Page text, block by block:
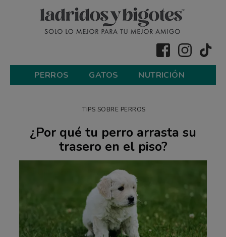
PERROS GATOS NUTRICIÓN
TIPS SOBRE PERROS
¿Por qué tu perro arrasta su
trasero en el piso?